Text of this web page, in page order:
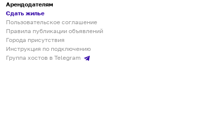
Арендодателям
Сдать жилье
Пользовательское соглашение
Правила публикации объявлений
Города присутствия
Инструкция по подключению
Группа хостов в Telegram